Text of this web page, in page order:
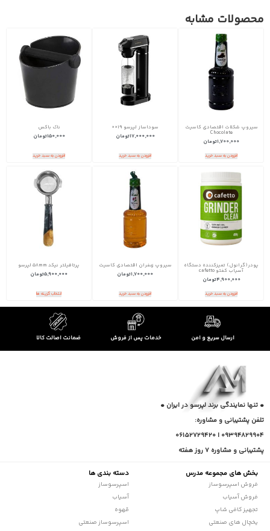
محصولات مشابه
سیروپ شکلات اقتصادی کاسیت
Chocolate
1,700,000تومان
افزودن به سبد خرید
سوداساز لپرسو 0019
17,000,000تومان
افزودن به سبد خرید
ناک باکس
150,000تومان
افزودن به سبد خرید
پودر(گرانول) تمیزکننده دستگاه
آسیاب کفتو cafetto
4,900,000تومان
افزودن به سبد خرید
سیروپ‌ زعفران اقتصادی کاسیت
1,700,000تومان
افزودن به سبد خرید
پرتافیلتر نیکد 58mm لپرسو
5,900,000تومان
انتخاب گزینه ها
ارسال سریع و امن خدمات پس از فروش ضمانت اصالت کالا
• تنها نمایندگی برند لپرسو در ایران •
تلفن پشتیبانی و مشاوره:
09394829904 | 06152729420
پشتیبانی و مشاوره 7 روز هفته
بخش های مجموعه مدرس
فروش اسپرسوساز
فروش آسیاب
تجهیز کافی شاپ
یخچال های صنعتی
دسته بندی ها
اسپرسوساز
آسیاب
قهوه
اسپرسوساز صنعتی